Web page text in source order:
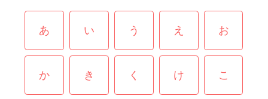
あ い う え お
か き く け こ